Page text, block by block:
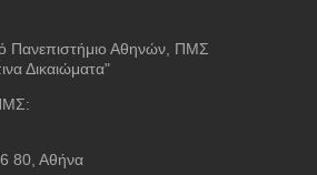
Πανεπιστήμιο Αθηνών, ΠΜΣ
Δικαιώματα"
80, Αθήνα